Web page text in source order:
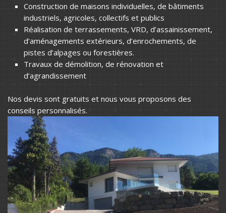
Construction de maisons individuelles, de bâtiments
industriels, agricoles, collectifs et publics
Réalisation de terrassements, VRD, d’assainissement,
d’aménagements extérieurs, d’enrochements, de
pistes d’alpages ou forestières.
Travaux de démolition, de rénovation et
d’agrandissement
Nos devis sont gratuits et nous vous proposons des
conseils personnalisés.